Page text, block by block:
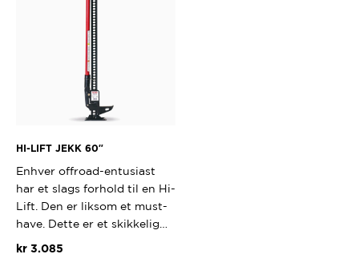
HI-LIFT JEKK 60″
Enhver offroad-entusiast
har et slags forhold til en Hi-
Lift. Den er liksom et must-
have. Dette er et skikkelig…
kr3.085